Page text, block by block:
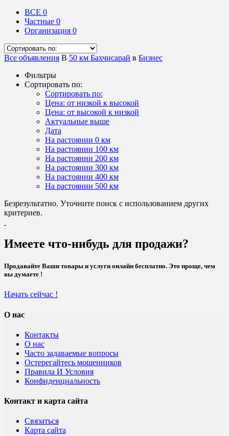
ВСЕ 0
Частные 0
Организация 0
Все объявления В 50 км Бахчисарай в Бизнес
Фильтры
Сортировать по:
Сортировать по:
Цена: от низкой к высокой
Цена: от высокой к низкой
Актуальные выше
Дата
На растоянии 0 км
На растоянии 100 км
На растоянии 200 км
На растоянии 300 км
На растоянии 400 км
На растоянии 500 км
Безрезультатно. Уточните поиск с использованием других
критериев.
Имеете что-нибудь для продажи?
Продавайте Ваши товары и услуги онлайн бесплатно. Это проще, чем
вы думаете !
Начать сейчас !
О нас
Контакты
О нас
Часто задаваемые вопросы
Остерегайтесь мошенников
Правила И Условия
Конфиденциальность
Контакт и карта сайта
Связаться
Карта сайта